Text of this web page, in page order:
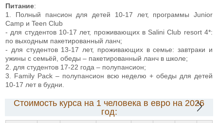
Питание:
1. Полный пансион для детей 10-17 лет, программы Junior
Camp и Teen Club
- для студентов 10-17 лет, проживающих в Salini Club resort 4*:
по выходным пакетированный ланч;
- для студентов 13-17 лет, проживающих в семье: завтраки и
ужины с семьёй, обеды – пакетированный ланч в школе;
2. для студентов 17-22 года – полупансион;
3. Family Pack – полупансион всю неделю + обеды для детей
10-17 лет в будни.
Стоимость курса на 1 человека в евро на 2026
год: